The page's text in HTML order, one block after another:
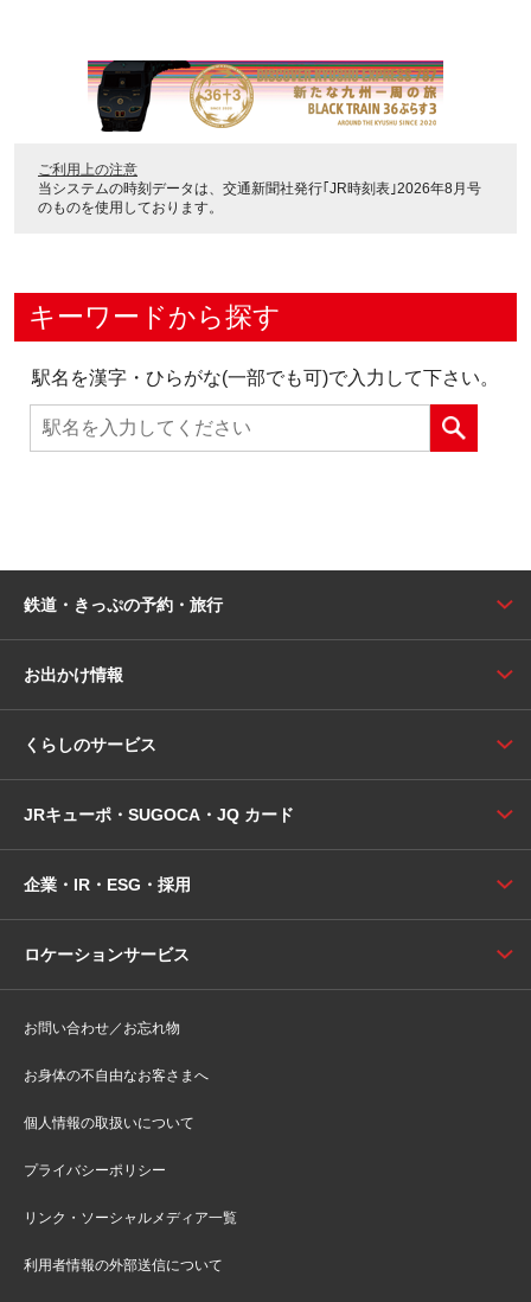
ご利用上の注意
当システムの時刻データは、 交通新聞社発行｢JR時刻表｣2026年8月号
のものを使用しております。
キーワードから探す
駅名を漢字・ひらがな(一部でも可)で入力して下さい。
鉄道・きっぷの予約・旅行
お出かけ情報
くらしのサービス
JRキューポ・SUGOCA・JQ カード
企業・IR・ESG・採用
ロケーションサービス
お問い合わせ／お忘れ物
お身体の不自由なお客さまへ
個人情報の取扱いについて
プライバシーポリシー
リンク・ソーシャルメディア一覧
利用者情報の外部送信について